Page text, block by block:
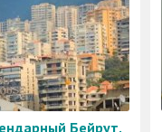
Бейрут.